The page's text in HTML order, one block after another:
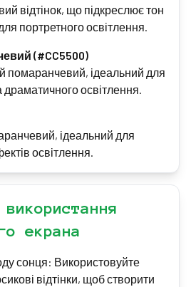
відтінок, що підкреслює тон
портретного освітлення.
(#CC5500)
помаранчевий, ідеальний для
драматичного освітлення.
ідеальний для
освітлення.
екрана
сонця: Використовуйте
відтінки, щоб створити